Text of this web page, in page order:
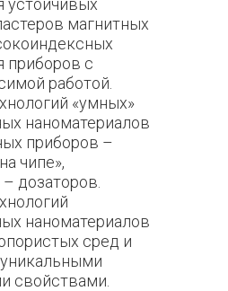
магнитных
приборов с
работой.
«умных»
наноматериалов
приборов –
чипе»,
дозаторов.
наноматериалов
сред и
свойствами.